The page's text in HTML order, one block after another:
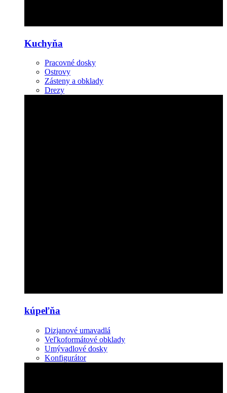
Kuchyňa
Pracovné dosky
Ostrovy
Zásteny a obklady
Drezy
kúpeľňa
Dizjanové umavadlá
Veľkoformátové obklady
Umývadlové dosky
Konfigurátor